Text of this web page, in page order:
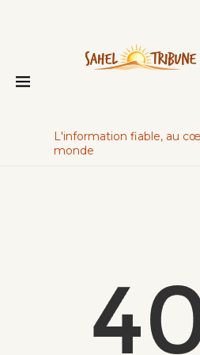
L'information fiable, au
monde